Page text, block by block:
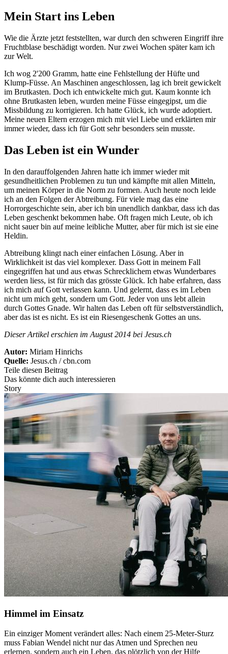
Mein Start ins Leben
Wie die Ärzte jetzt feststellten, war durch den schweren Eingriff ihre
Fruchtblase beschädigt worden. Nur zwei Wochen später kam ich
zur Welt.
Ich wog 2'200 Gramm, hatte eine Fehlstellung der Hüfte und
Klump-Füsse. An Maschinen angeschlossen, lag ich breit gewickelt
im Brutkasten. Doch ich entwickelte mich gut. Kaum konnte ich
ohne Brutkasten leben, wurden meine Füsse eingegipst, um die
Missbildung zu korrigieren. Ich hatte Glück, ich wurde adoptiert.
Meine neuen Eltern erzogen mich mit viel Liebe und erklärten mir
immer wieder, dass ich für Gott sehr besonders sein musste.
Das Leben ist ein Wunder
In den darauffolgenden Jahren hatte ich immer wieder mit
gesundheitlichen Problemen zu tun und kämpfte mit allen Mitteln,
um meinen Körper in die Norm zu formen. Auch heute noch leide
ich an den Folgen der Abtreibung. Für viele mag das eine
Horrorgeschichte sein, aber ich bin unendlich dankbar, dass ich das
Leben geschenkt bekommen habe. Oft fragen mich Leute, ob ich
nicht sauer bin auf meine leibliche Mutter, aber für mich ist sie eine
Heldin.
Abtreibung klingt nach einer einfachen Lösung. Aber in
Wirklichkeit ist das viel komplexer. Dass Gott in meinem Fall
eingegriffen hat und aus etwas Schrecklichem etwas Wunderbares
werden liess, ist für mich das grösste Glück. Ich habe erfahren, dass
ich mich auf Gott verlassen kann. Und gelernt, dass es im Leben
nicht um mich geht, sondern um Gott. Jeder von uns lebt allein
durch Gottes Gnade. Wir halten das Leben oft für selbstverständlich,
aber das ist es nicht. Es ist ein Riesengeschenk Gottes an uns.
Dieser Artikel erschien im August 2014 bei Jesus.ch
Autor: Miriam Hinrichs
Quelle: Jesus.ch / cbn.com
Teile diesen Beitrag
Das könnte dich auch interessieren
Story
Himmel im Einsatz
Ein einziger Moment verändert alles: Nach einem 25-Meter-Sturz
muss Fabian Wendel nicht nur das Atmen und Sprechen neu
erlernen, sondern auch ein Leben, das plötzlich von der Hilfe